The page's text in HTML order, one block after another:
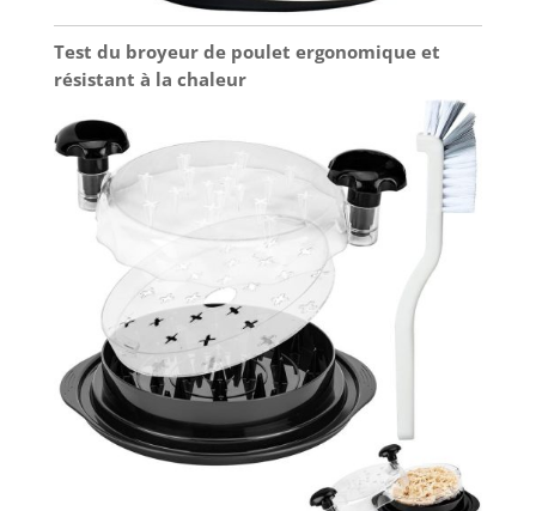
Test du broyeur de poulet ergonomique et
résistant à la chaleur